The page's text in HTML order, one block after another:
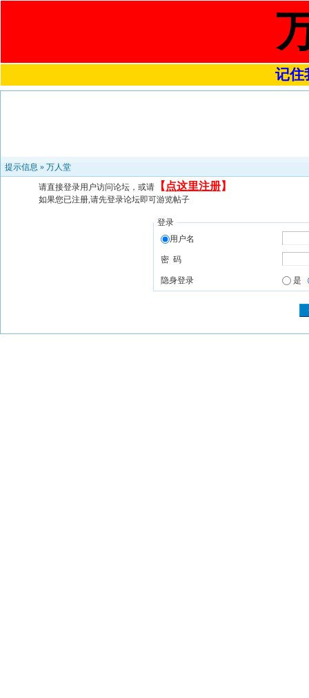
记住
提示信息 » 万人堂
请直接登录用户访问论坛，或请 【 点这里注册】
如果您已注册,请先登录论坛即可游览帖子
登录
用户名
密 码
隐身登录 是